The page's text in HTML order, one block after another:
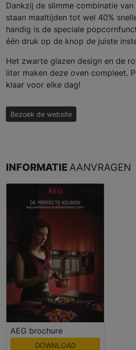
Dankzij de slimme combinatie
staan maaltijden tot wel 40%
handig is de speciale
één druk op de knop de juiste
Het zwarte glazen design en de
liter maken deze oven compleet.
klaar voor elke dag!
Bezoek de website
INFORMATIEAANVRAGEN
AEG brochure
DOWNLOAD